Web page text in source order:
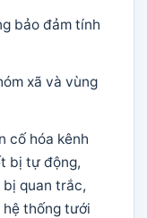
bảo đảm tính
xã và vùng
cố hóa kênh
bị tự động,
quan trắc,
thống tưới